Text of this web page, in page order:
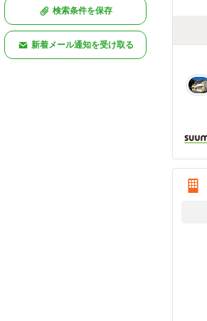
検索条件を保存
新着メール通知を受け取る